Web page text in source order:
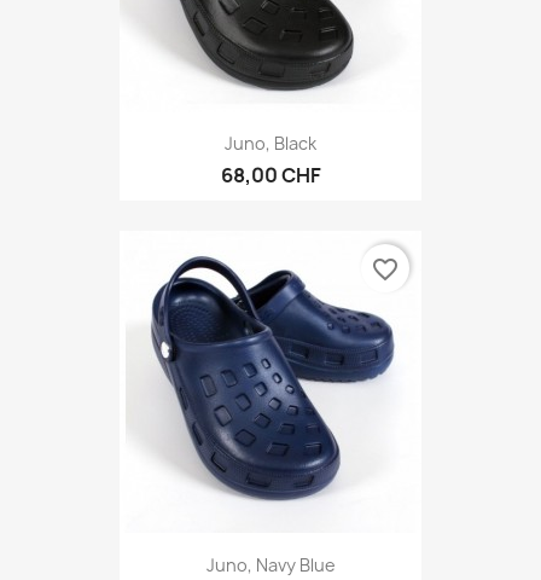
Juno, Black
68,00 CHF
Juno, Navy Blue
favorite_border